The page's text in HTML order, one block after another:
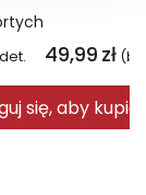
49,99 zł
się, aby kupić